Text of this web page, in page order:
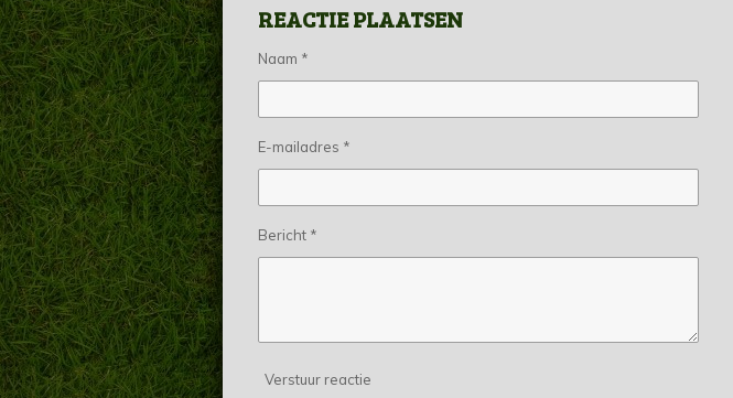
e
n
l
r
e
REACTIE PLAATSEN
Naam *
E-mailadres *
Bericht *
Verstuur reactie